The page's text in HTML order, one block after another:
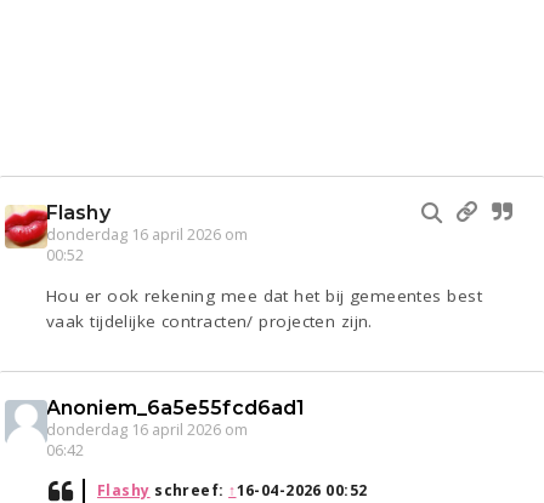
Flashy
donderdag 16 april 2026 om
00:52
Hou er ook rekening mee dat het bij gemeentes best
vaak tijdelijke contracten/ projecten zijn.
Anoniem_6a5e55fcd6ad1
donderdag 16 april 2026 om
06:42
Flashy schreef: ↑16-04-2026 00:52